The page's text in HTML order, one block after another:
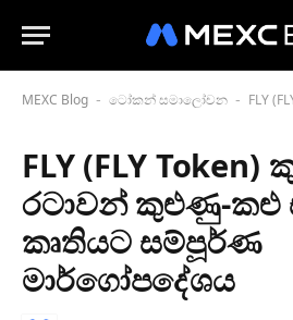
MEXC Blog - ටෝකන් සමාලෝචන - FLY (FLY
FLY (FLY Token)
රටාවන් කුළුණු-කළු
කෘතියට සම්පූර්ණ
මාර්ගෝපදේශය